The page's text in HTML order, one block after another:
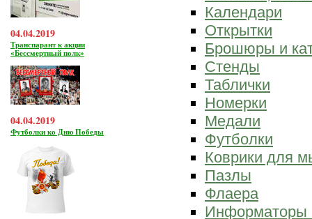
04.04.2019
Транспарант к акции
«Бессмертный полк»
04.04.2019
Футболки ко Дню Победы
Календари
Открытки
Брошюры и
Стенды
Таблички
Номерки
Медали
Футболки
Коврики для
Пазлы
Флаера
Информаторы